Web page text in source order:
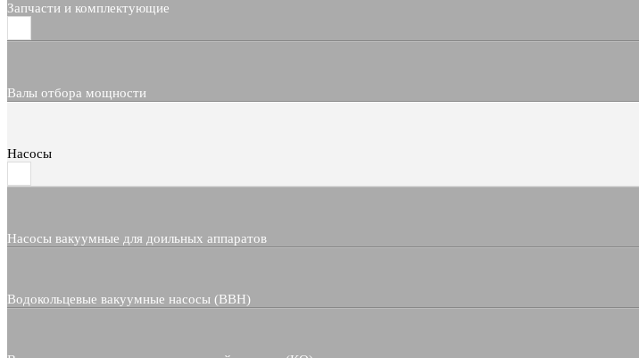
Запчасти и комплектующие
Валы отбора мощности
Насосы
Насосы вакуумные для доильных аппаратов
Водокольцевые вакуумные насосы (ВВН)